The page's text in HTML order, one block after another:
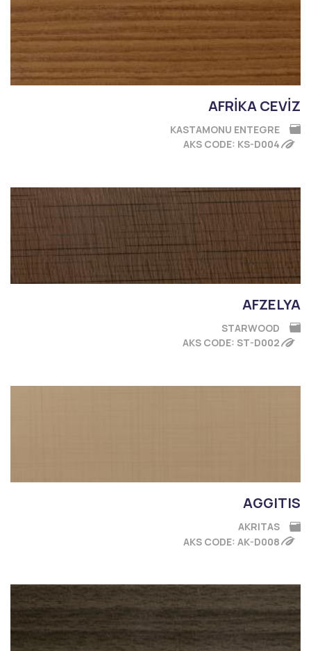
AFRİKA CEVİZ
KASTAMONU ENTEGRE
AKS CODE: KS-D004
AFZELYA
STARWOOD
AKS CODE: ST-D002
AGGITIS
AKRITAS
AKS CODE: AK-D008